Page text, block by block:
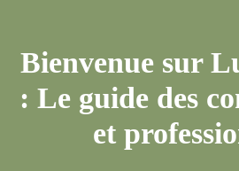
Bienvenue sur
: Le guide des
et